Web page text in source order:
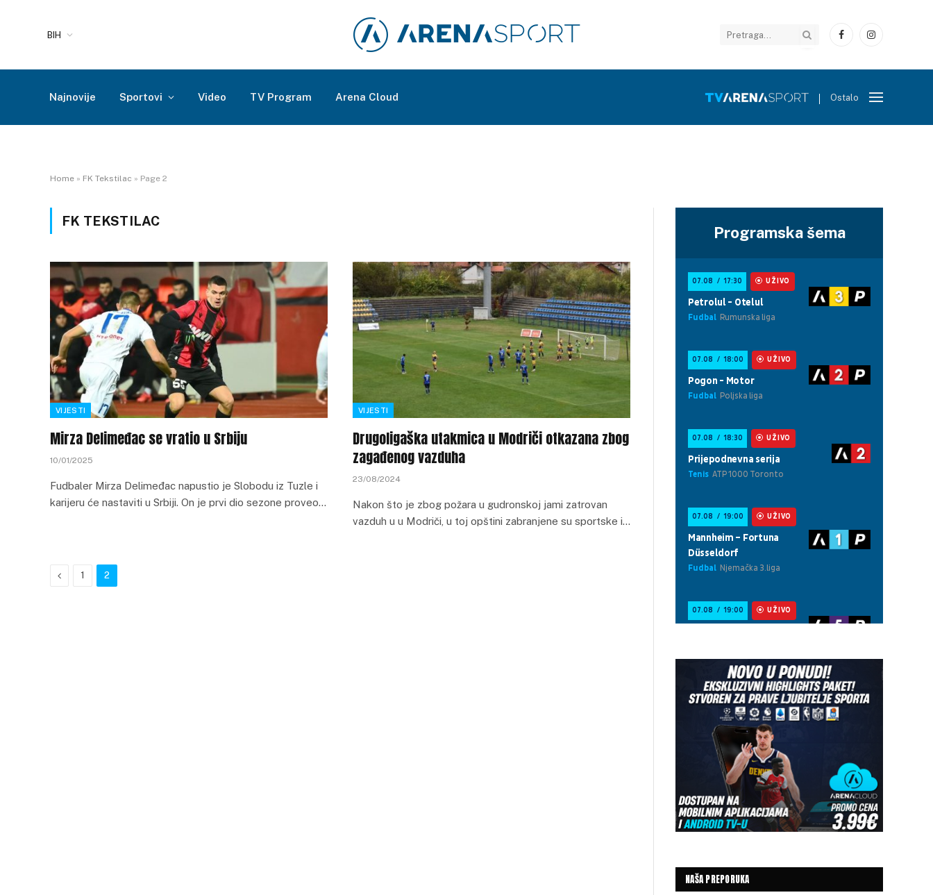
BIH
FacebookInstagram
Najnovije Sportovi Video TV Program Arena Cloud Ostalo
Home » FK Tekstilac » Page 2
FK TEKSTILAC
VIJESTI
Mirza Delimeđac se vratio u Srbiju
10/01/2025
Fudbaler Mirza Delimeđac napustio je Slobodu iz Tuzle i
karijeru će nastaviti u Srbiji. On je prvi dio sezone proveo…
VIJESTI
Drugoligaška utakmica u Modriči otkazana zbog
zagađenog vazduha
23/08/2024
Nakon što je zbog požara u gudronskoj jami zatrovan
vazduh u u Modriči, u toj opštini zabranjene su sportske i…
Previous
1 2
Programska šema
NAŠA PREPORUKA